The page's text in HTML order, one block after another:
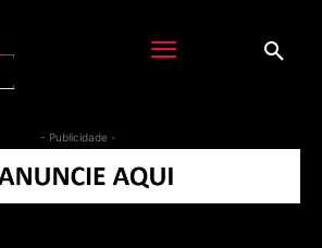
- Publicidade -